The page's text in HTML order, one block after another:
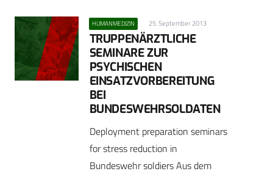
HUMANMEDIZIN 25. September 2013
TRUPPENÄRZTLICHE
SEMINARE ZUR
PSYCHISCHEN
EINSATZVORBEREITUNG
BEI
BUNDESWEHRSOLDATEN
Deployment preparation seminars
for stress reduction in
Bundeswehr soldiers Aus dem